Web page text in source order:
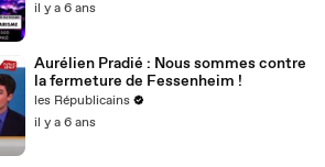
il y a 6 ans
Aurélien Pradié : Nous sommes contre
la fermeture de Fessenheim !
les Républicains
il y a 6 ans